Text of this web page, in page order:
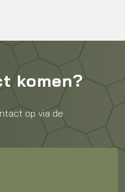
komen?
op via de